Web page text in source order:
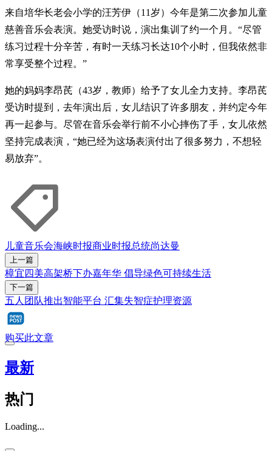
来自培华长老会小学的汪芳伊（11岁）今年是第二次参加儿童
慈善音乐会表演。她受访时说，演出集训了约一个月。“尽管
练习过程十分辛苦，有时一天练习长达10个小时，但我依然非
常享受整个过程。”
她的妈妈李昂芪（43岁，教师）给予了女儿全力支持。李昂芪
受访时提到，去年演出后，女儿结识了许多朋友，并约定今年
再一起参与。尽管在音乐会举行前不小心摔伤了手，女儿依然
坚持完成表演，“她已经为这场表演付出了很多努力，不想轻
易放弃”。
儿童音乐会海峡时报商业时报总统尚达曼
上一篇
樟宜四美高架桥下办嘉年华 倡导绿色可持续生活
下一篇
五人团队推出智能平台 汇集失智症护理资源
购买此文章
最新
热门
Loading...